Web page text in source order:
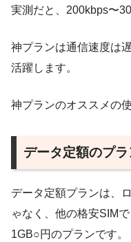
実測だと、200kbps〜
神プランは通信速度は
活躍します。
神プランのオススメの
データ定額のプ
データ定額プランは、
ゃなく、他の格安SIM
1GB○円のプランです。